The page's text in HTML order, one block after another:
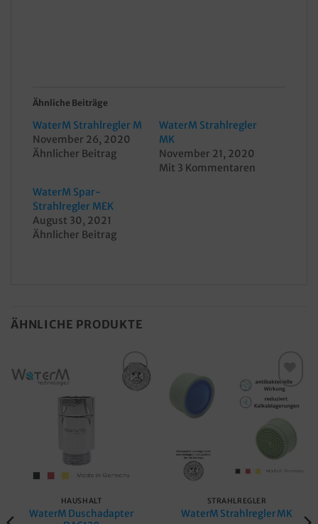
Ähnliche Beiträge
WaterM Strahlregler M
November 26, 2020
Ähnlicher Beitrag
WaterM Strahlregler
MK
November 21, 2020
Mit 3 Kommentaren
WaterM Spar-
Strahlregler MEK
August 30, 2021
Ähnlicher Beitrag
ÄHNLICHE PRODUKTE
HAUSHALT
WaterM Duschadapter
Merkzettel
STRAHLREGLER
WaterM Strahlregler MK